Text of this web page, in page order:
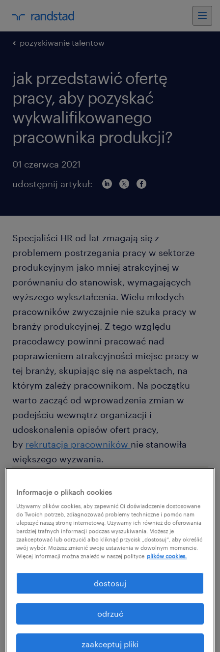
pozyskiwanie talentow
jak przedstawić ofertę
pracy, aby pozyskać
wykwalifikowanego
pracownika produkcji?
01 czerwca 2021
udostępnij artykuł:
Specjaliści HR od lat zmagają się z
problemem postrzegania pracy w sektorze
produkcyjnym jako mniej atrakcyjnej w
porównaniu do stanowisk, wymagających
wyższego wykształcenia. Wielu młodych
pracowników zwyczajnie nie szuka pracy w
branży produkcyjnej. Z tego względu
pracodawcy powinni pracować nad
poprawieniem atrakcyjności miejsc pracy w
tej branży, skupiając się na aspektach, na
którym zależy pracownikom. Na początku
warto zacząć od wprowadzenia zmian w
podejściu wewnątrz organizacji i
udoskonalenia opisów ofert pracy,
by rekrutacja pracowników nie stanowiła
większego wyzwania.
jak tworzyć atrakcyjne oferty pracy w
pobierz
Informacje o plikach cookies
Używamy plików cookies, aby zapewnić Ci doświadczenie dostosowane
do Twoich potrzeb, zdiagnozować problemy techniczne i pomóc nam
ulepszyć naszą stronę internetową. Używamy ich również do oferowania
bardziej trafnych informacji podczas wyszukiwania. Możesz je
zaakceptować lub odrzucić albo kliknąć przycisk „dostosuj”, aby określić
swój wybór. Możesz zmienić swoje ustawienia w dowolnym momencie.
Więcej informacji można znaleźć w naszej polityce plików cookies.
zaakceptuj pliki
odrzuć
dostosuj